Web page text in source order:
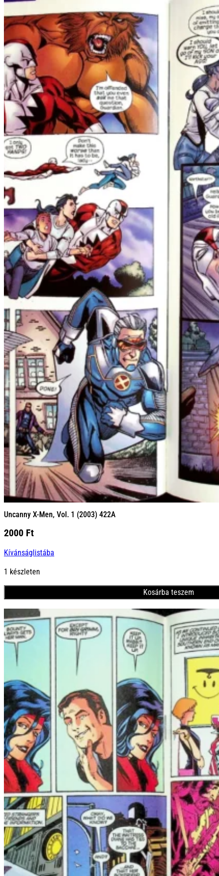
Uncanny X-Men, Vol. 1 (2003) 422A
2000 Ft
Kívánságlistába
1 készleten
Kosárba teszem